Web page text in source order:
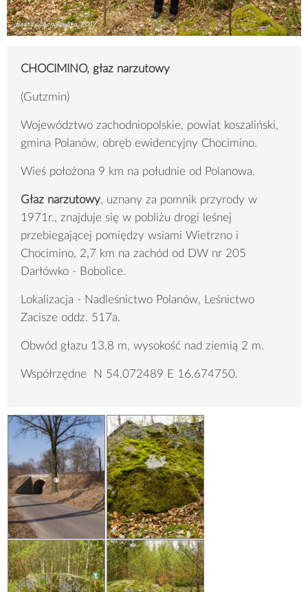
CHOCIMINO, głaz narzutowy
(Gutzmin)
Województwo zachodniopolskie, powiat koszaliński,
gmina Polanów, obręb ewidencyjny Chocimino.
Wieś położona 9 km na południe od Polanowa.
Głaz narzutowy, uznany za pomnik przyrody w
1971r., znajduje się w pobliżu drogi leśnej
przebiegającej pomiędzy wsiami Wietrzno i
Chocimino, 2,7 km na zachód od DW nr 205
Darłówko - Bobolice.
Lokalizacja - Nadleśnictwo Polanów, Leśnictwo
Zacisze oddz. 517a.
Obwód głazu 13,8 m, wysokość nad ziemią 2 m.
Współrzędne N 54.072489 E 16.674750.